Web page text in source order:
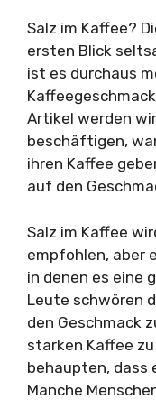
Salz im Kaffee?
ersten Blick
ist es durchaus
Artikel werden
beschäftigen,
ihren Kaffee
auf den
Salz im Kaffee
empfohlen, aber
in denen es eine
Leute schwören
den Geschmack
starken Kaffee
behaupten, dass
Manche